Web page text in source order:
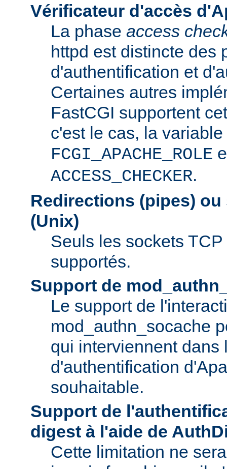
Vérificateur d'accès
La phase access
httpd est distincte des
d'authentification et
Certaines autres
FastCGI supportent
c'est le cas, la variable
FCGI_APACHE_ROLE
ACCESS_CHECKER.
Redirections (pipes)
(Unix)
Seuls les sockets
supportés.
Support de
Le support de
mod_authn_socache
qui interviennent dans
d'authentification
souhaitable.
Support de
digest à l'aide de
Cette limitation ne